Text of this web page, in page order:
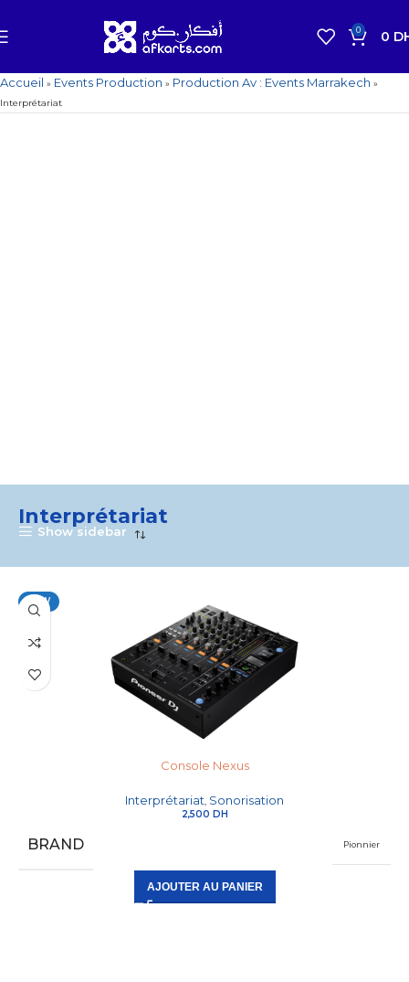
0 0
Accueil » Events Production » Production Av : Events Marrakech »
Interprétariat
Interprétariat
Show sidebar
NEW
Console Nexus
Interprétariat, Sonorisation
2,500 DH
BRAND Pionnier
AJOUTER AU PANIER